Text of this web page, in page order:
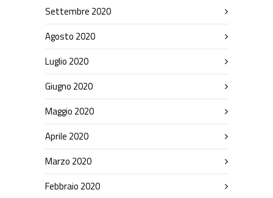
Settembre 2020
Agosto 2020
Luglio 2020
Giugno 2020
Maggio 2020
Aprile 2020
Marzo 2020
Febbraio 2020